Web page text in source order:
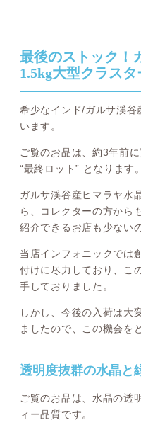
最後のストック！
1.5kg大型クラスタ
希少なインド/ガルサ渓
います。
ご覧のお品は、約3年前
“最終ロット” となります。
ガルサ渓谷産ヒマラヤ水
ら、コレクターの方から
紹介できるお店も少ない
当店インフォニックでは
付けに尽力しており、こ
手しておりました。
しかし、今後の入荷は大
ましたので、この機会を
透明度抜群の水晶と
ご覧のお品は、水晶の透
ィー品質です。